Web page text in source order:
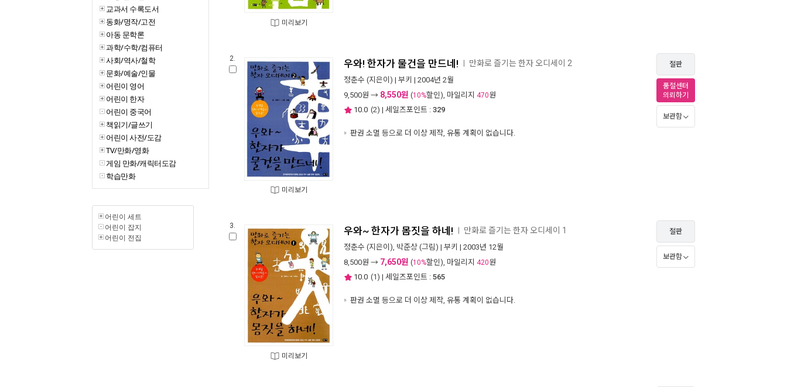
교과서 수록도서
동화/명작/고전
아동 문학론
과학/수학/컴퓨터
사회/역사/철학
문화/예술/인물
어린이 영어
어린이 한자
어린이 중국어
책읽기/글쓰기
어린이 사전/도감
TV/만화/영화
게임 만화/캐릭터도감
학습만화
어린이 세트
어린이 잡지
어린이 전집
미리보기
2.
미리보기
우와! 한자가 물건을 만드네! 만화로 즐기는 한자 오디세이 2
정춘수 (지은이) | 부키 | 2004년 2월
9,500원 → 8,550원 (10%할인), 마일리지 470원
10.0 (2) | 세일즈포인트 : 329
판권 소멸 등으로 더 이상 제작, 유통 계획이 없습니다.
절판
품절센터
의뢰하기
보관함
3.
미리보기
우와~ 한자가 몸짓을 하네! 만화로 즐기는 한자 오디세이 1
정춘수 (지은이), 박준상 (그림) | 부키 | 2003년 12월
8,500원 → 7,650원 (10%할인), 마일리지 420원
10.0 (1) | 세일즈포인트 : 565
판권 소멸 등으로 더 이상 제작, 유통 계획이 없습니다.
절판
보관함